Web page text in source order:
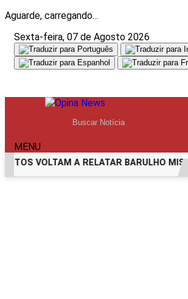
Aguarde, carregando...
Sexta-feira, 07 de Agosto 2026
MENU
VOLTAM A RELATAR BARULHO